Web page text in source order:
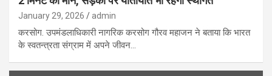
January 29, 2026 admin
करसोग. उपमंडलाधिकारी नागरिक करसोग गौरव महाजन ने बताया कि भारत
के स्वतन्त्रता संग्राम में अपने जीवन…